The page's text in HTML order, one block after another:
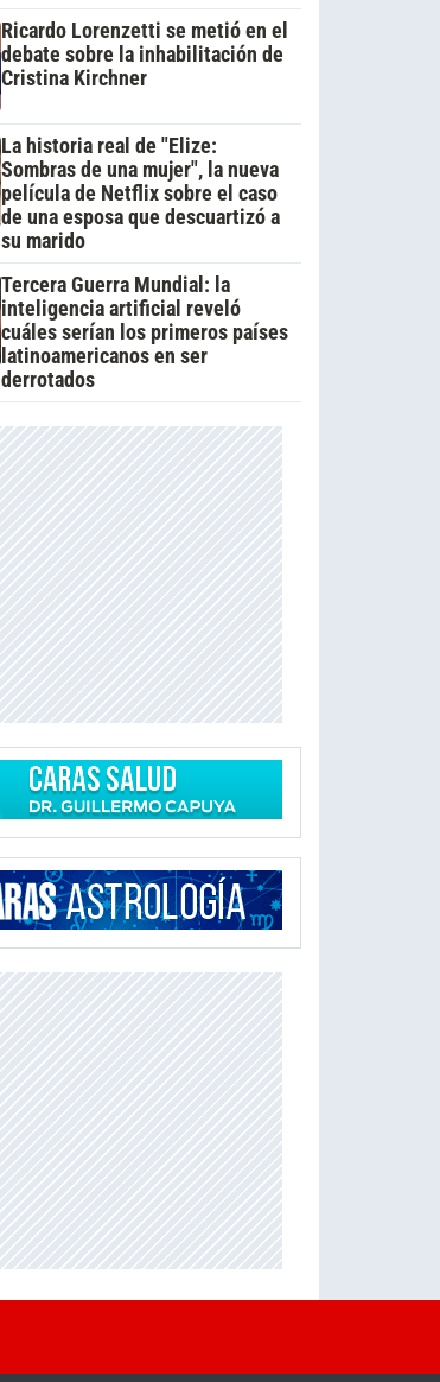
Ricardo Lorenzetti se metió en el
debate sobre la inhabilitación de
Cristina Kirchner
La historia real de "Elize:
Sombras de una mujer", la nueva
película de Netflix sobre el caso
de una esposa que descuartizó a
su marido
Tercera Guerra Mundial: la
inteligencia artificial reveló
cuáles serían los primeros países
latinoamericanos en ser
derrotados